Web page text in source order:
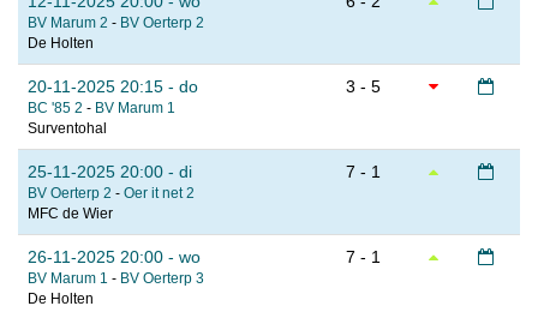
BV Marum 2 - BV Oerterp 2
De Holten
20-11-2025 20:15 - do
BC '85 2 - BV Marum 1
Surventohal
3 - 5
25-11-2025 20:00 - di
BV Oerterp 2 - Oer it net 2
MFC de Wier
7 - 1
26-11-2025 20:00 - wo
BV Marum 1 - BV Oerterp 3
De Holten
7 - 1